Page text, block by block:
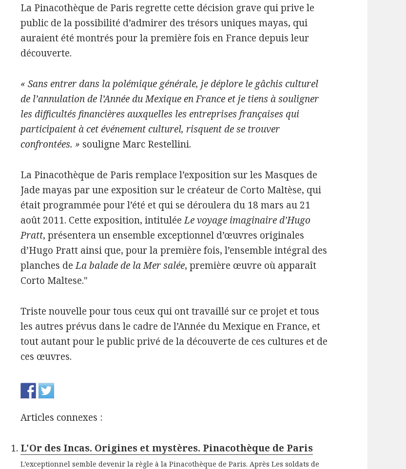
La Pinacothèque de Paris regrette cette décision grave qui prive le
public de la possibilité d’admirer des trésors uniques mayas, qui
auraient été montrés pour la première fois en France depuis leur
découverte.
« Sans entrer dans la polémique générale, je déplore le gâchis culturel
de l’annulation de l’Année du Mexique en France et je tiens à souligner
les difficultés financières auxquelles les entreprises françaises qui
participaient à cet événement culturel, risquent de se trouver
confrontées. » souligne Marc Restellini.
La Pinacothèque de Paris remplace l’exposition sur les Masques de
Jade mayas par une exposition sur le créateur de Corto Maltèse, qui
était programmée pour l’été et qui se déroulera du 18 mars au 21
août 2011. Cette exposition, intituléeLe voyage imaginaire d’Hugo
Pratt, présentera un ensemble exceptionnel d’œuvres originales
d’Hugo Pratt ainsi que, pour la première fois, l’ensemble intégral des
planches deLa balade de la Mer salée, première œuvre où apparaît
Corto Maltese."
Triste nouvelle pour tous ceux qui ont travaillé sur ce projet et tous
les autres prévus dans le cadre de l’Année du Mexique en France, et
tout autant pour le public privé de la découverte de ces cultures et de
ces œuvres.
Articles connexes :
L'Or des Incas. Origines et mystères. Pinacothèque de Paris
L’exceptionnel semble devenir la règle à la Pinacothèque de Paris. Après Les soldats de